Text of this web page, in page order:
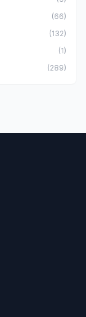
(66)
(132)
(1)
(289)